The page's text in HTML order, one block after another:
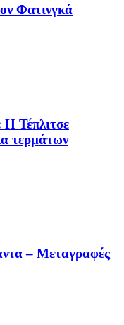
Φατινγκά
Η Τέπλιτσε
τερμάτων
– Μεταγραφές